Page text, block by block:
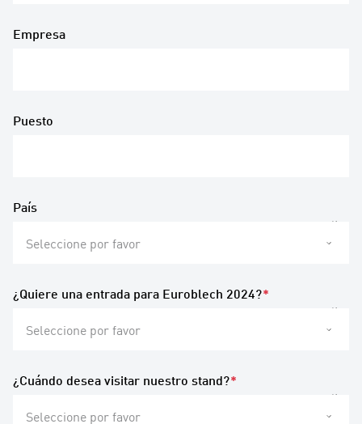
Empresa
Puesto
País
Seleccione por favor
¿Quiere una entrada para Euroblech 2024?*
Seleccione por favor
¿Cuándo desea visitar nuestro stand?*
Seleccione por favor